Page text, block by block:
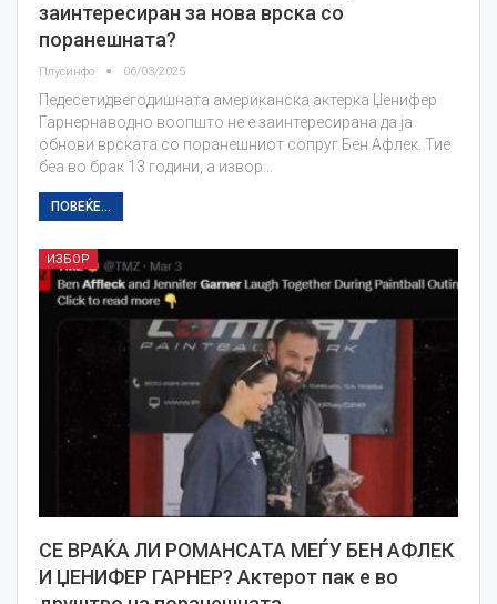
заинтересиран за нова врска со
поранешната?
Плусинфо 06/03/2025
Педесетидвегодишната американска актерка Џенифер
Гарнернаводно воопшто не е заинтересирана да ја
обнови врската со поранешниот сопруг Бен Афлек. Тие
беа во брак 13 години, а извор…
ПОВЕЌЕ...
ИЗБОР
СЕ ВРАЌА ЛИ РОМАНСАТА МЕЃУ БЕН АФЛЕК
И ЏЕНИФЕР ГАРНЕР? Актерот пак е во